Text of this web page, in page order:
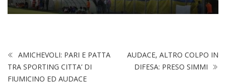
AMICHEVOLI: PARI E PATTA
TRA SPORTING CITTA’ DI
FIUMICINO ED AUDACE
AUDACE, ALTRO COLPO IN
DIFESA: PRESO SIMMI